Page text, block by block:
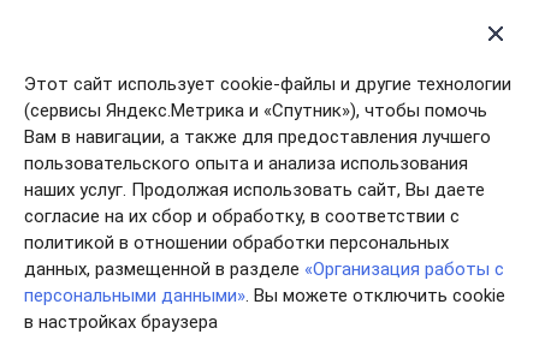
Этот сайт использует cookie-файлы и другие технологии
(сервисы Яндекс.Метрика и «Спутник»), чтобы помочь
Вам в навигации, а также для предоставления лучшего
пользовательского опыта и анализа использования
наших услуг. Продолжая использовать сайт, Вы даете
согласие на их сбор и обработку, в соответствии с
политикой в отношении обработки персональных
данных, размещенной в разделе «Организация работы с
персональными данными». Вы можете отключить cookie
в настройках браузера
РФ
Правовой портал в
сфере культуры
Хранители наследия